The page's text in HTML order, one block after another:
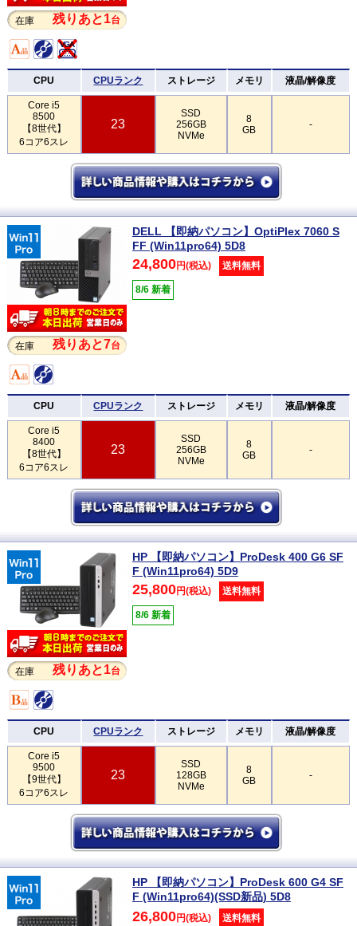
在庫 残りあと1台
CPU CPUランク ストレージ メモリ 液晶/解像度
Core i5
8500
【8世代】
6コア6スレ
23
SSD
256GB
NVMe
8
GB
-
在庫 残りあと7台
DELL 【即納パソコン】OptiPlex 7060 S
FF (Win11pro64) 5D8
24,800円(税込) 送料無料
8/6 新着
CPU CPUランク ストレージ メモリ 液晶/解像度
Core i5
8400
【8世代】
6コア6スレ
23
SSD
256GB
NVMe
8
GB
-
在庫 残りあと1台
HP 【即納パソコン】ProDesk 400 G6 SF
F (Win11pro64) 5D9
25,800円(税込) 送料無料
8/6 新着
CPU CPUランク ストレージ メモリ 液晶/解像度
Core i5
9500
【9世代】
6コア6スレ
23
SSD
128GB
NVMe
8
GB
-
HP 【即納パソコン】ProDesk 600 G4 SF
F (Win11pro64)(SSD新品) 5D8
26,800円(税込) 送料無料